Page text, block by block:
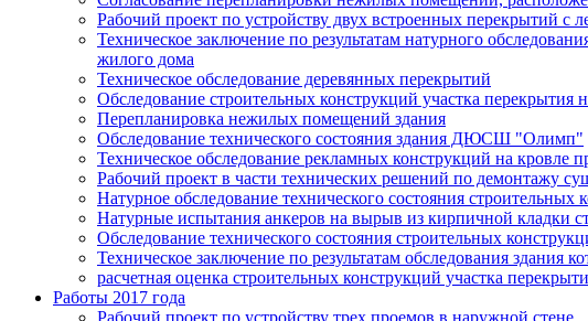
Рабочий проект по устройству двух встроенных перекрытий с
Техническое заключение по результатам натурного
жилого дома
Техническое обследование деревянных перекрытий
Обследование строительных конструкций участка перекрытия
Перепланировка нежилых помещений здания
Обследование технического состояния здания ДЮСШ "Олимп"
Техническое обследование рекламных конструкций на кровле
Рабочий проект в части технических решений по демонтажу
Натурное обследование технического состояния
Натурные испытания анкеров на вырыв из кирпичной кладки
Обследование технического состояния строительных
Техническое заключение по результатам обследования здания
расчетная оценка строительных конструкций участка
Работы 2017 года